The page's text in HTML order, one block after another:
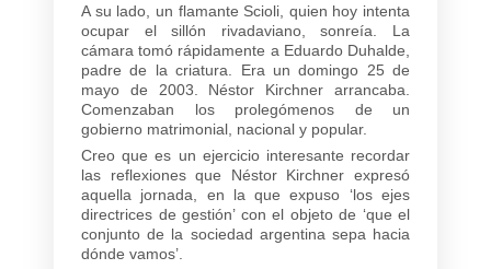
A su lado, un flamante Scioli, quien hoy intenta
ocupar el sillón rivadaviano, sonreía. La
cámara tomó rápidamente a Eduardo Duhalde,
padre de la criatura. Era un domingo 25 de
mayo de 2003. Néstor Kirchner arrancaba.
Comenzaban los prolegómenos de un
gobierno matrimonial, nacional y popular.
Creo que es un ejercicio interesante recordar
las reflexiones que Néstor Kirchner expresó
aquella jornada, en la que expuso ‘los ejes
directrices de gestión’ con el objeto de ‘que el
conjunto de la sociedad argentina sepa hacia
dónde vamos’.